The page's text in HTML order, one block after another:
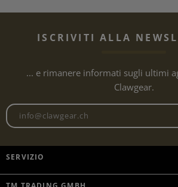
ISCRIVITI ALLA
... e rimanere informati sugli ultimi
Clawgear.
SERVIZIO